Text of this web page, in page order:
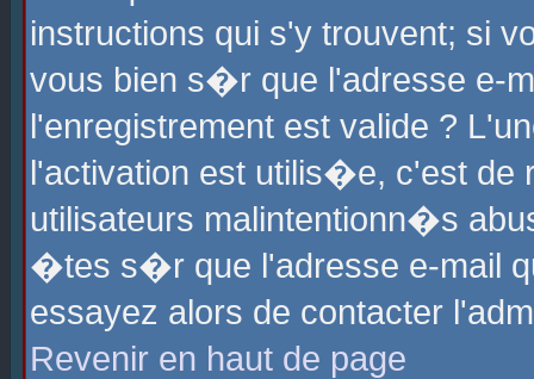
instructions qui s'y trouvent; si
vous bien s�r que l'adresse e-
l'enregistrement est valide ?
l'activation est utilis�e, c'est
utilisateurs malintentionn�s
�tes s�r que l'adresse e-mail
essayez alors de contacter
Revenir en haut de page